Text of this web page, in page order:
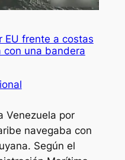
EU frente a costas
con una bandera
Venezuela por
navegaba con
Según el